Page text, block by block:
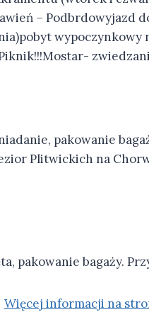
– Podbrdowyjazd
pakowanie
Plitwickich na
pakowanie bagaży.
Więcej informacji na